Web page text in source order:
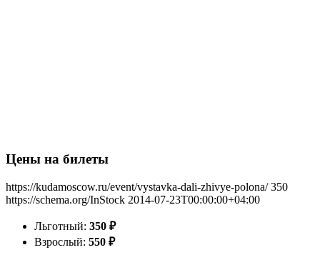
Цены на билеты
https://kudamoscow.ru/event/vystavka-dali-zhivye-polona/ 350
https://schema.org/InStock 2014-07-23T00:00:00+04:00
Льготный: 350 ₽
Взрослый: 550 ₽